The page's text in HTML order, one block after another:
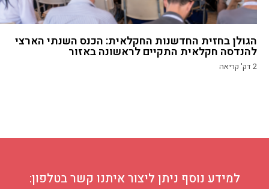
הגולן בחזית החדשנות החקלאית: הכנס השנתי הארצי
להנדסה חקלאית התקיים לראשונה באזור
2דק' קריאה
למידע נוסף ניתן ליצור איתנו קשר בטלפון: